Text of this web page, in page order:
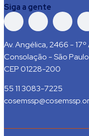
Siga a gente
Av. Angélica, 2466 -
Consolação - São
CEP 01228-200
55 11 3083-7225